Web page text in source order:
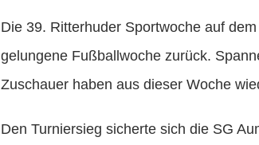
Die 39. Ritterhuder Sportwoche auf
gelungene Fußballwoche zurück.
Zuschauer haben aus dieser Woche
Den Turniersieg sicherte sich die SG